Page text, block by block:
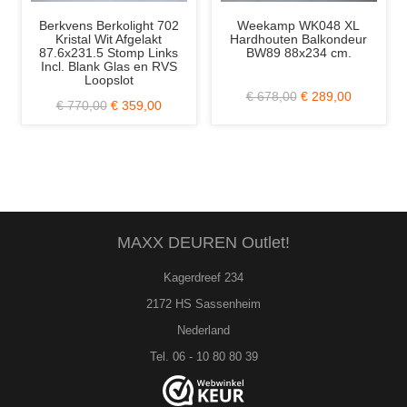
Berkvens Berkolight 702
Kristal Wit Afgelakt
87.6x231.5 Stomp Links
Incl. Blank Glas en RVS
Loopslot
€ 770,00 € 359,00
Weekamp WK048 XL
Hardhouten Balkondeur
BW89 88x234 cm.
€ 678,00 € 289,00
MAXX DEUREN Outlet!
Kagerdreef 234
2172 HS Sassenheim
Nederland
Tel. 06 - 10 80 80 39